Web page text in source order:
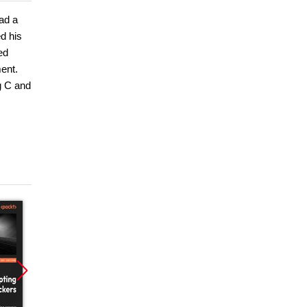
a
his
C and